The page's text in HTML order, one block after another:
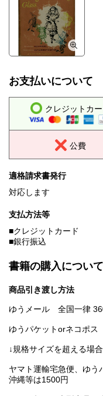
お支払いについて
クレジットカー
公費
適格請求書発行
対応します
支払方法等
■クレジットカード
■銀行振込
書籍の購入について
商品引き渡し方法
ゆうメール 全国一律
ゆうパケットorネコポ
↓規格サイズを超える場合
ヤマト運輸宅急便、ゆ
沖縄等は1500円